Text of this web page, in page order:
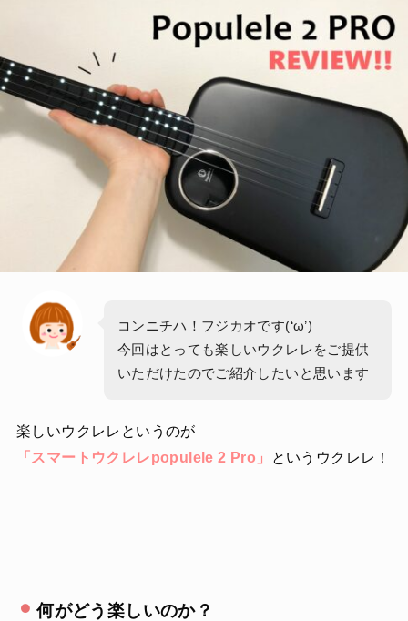
コンニチハ！フジカオです(‘ω’)
今回はとっても楽しいウクレレをご提供
いただけたのでご紹介したいと思います
楽しいウクレレというのが
「スマートウクレレpopulele 2 Pro」
というウクレレ！
何がどう楽しいのか？